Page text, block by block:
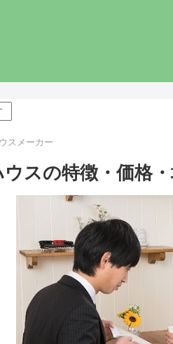
スメーカー
スの特徴・価格